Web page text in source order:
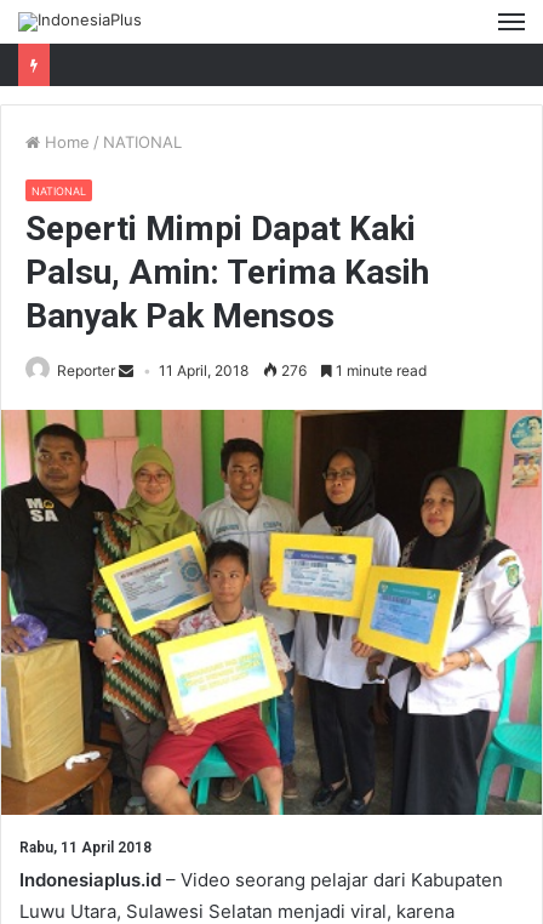
Home / NATIONAL
NATIONAL
Seperti Mimpi Dapat Kaki
Palsu, Amin: Terima Kasih
Banyak Pak Mensos
Reporter 11 April, 2018 276 1 minute read
Rabu, 11 April 2018
Indonesiaplus.id – Video seorang pelajar dari Kabupaten
Luwu Utara, Sulawesi Selatan menjadi viral, karena